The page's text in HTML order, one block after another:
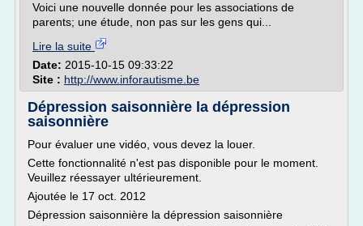
Voici une nouvelle donnée pour les associations de
parents; une étude, non pas sur les gens qui...
Lire la suite
Date: 2015-10-15 09:33:22
Site : http://www.inforautisme.be
Dépression saisonnière la dépression
saisonnière
Pour évaluer une vidéo, vous devez la louer.
Cette fonctionnalité n'est pas disponible pour le moment.
Veuillez réessayer ultérieurement.
Ajoutée le 17 oct. 2012
Dépression saisonnière la dépression saisonnière